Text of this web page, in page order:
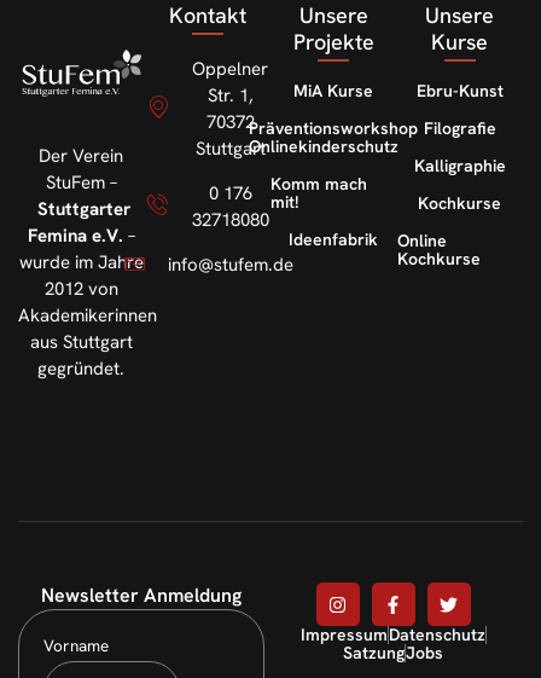
Der Verein
StuFem –
Stuttgarter
Femina e.V. –
wurde im Jahre
2012 von
Akademikerinnen
aus Stuttgart
gegründet.
Kontakt
Oppelner
Str. 1,
70372
Stuttgart
0 176
32718080
info@stufem.de
Unsere
Projekte
MiA Kurse
Präventionsworkshop
Onlinekinderschutz
Komm mach
mit!
Ideenfabrik
Unsere
Kurse
Ebru-Kunst
Filografie
Kalligraphie
Kochkurse
Online
Kochkurse
Newsletter Anmeldung
Vorname ImpressumDatenschutz
SatzungJobs